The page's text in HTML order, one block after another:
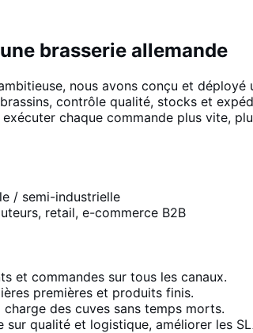
brasserie allemande
nous avons conçu et
contrôle qualité, stocks et
chaque commande plus vite,
/ semi-industrielle
retail, e-commerce B2B
et commandes sur tous les canaux.
premières et produits finis.
des cuves sans temps morts.
sur qualité et logistique, améliorer les